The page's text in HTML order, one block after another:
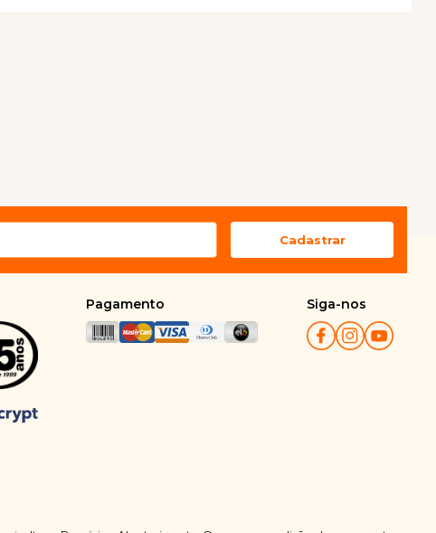
Pagamento Siga-nos